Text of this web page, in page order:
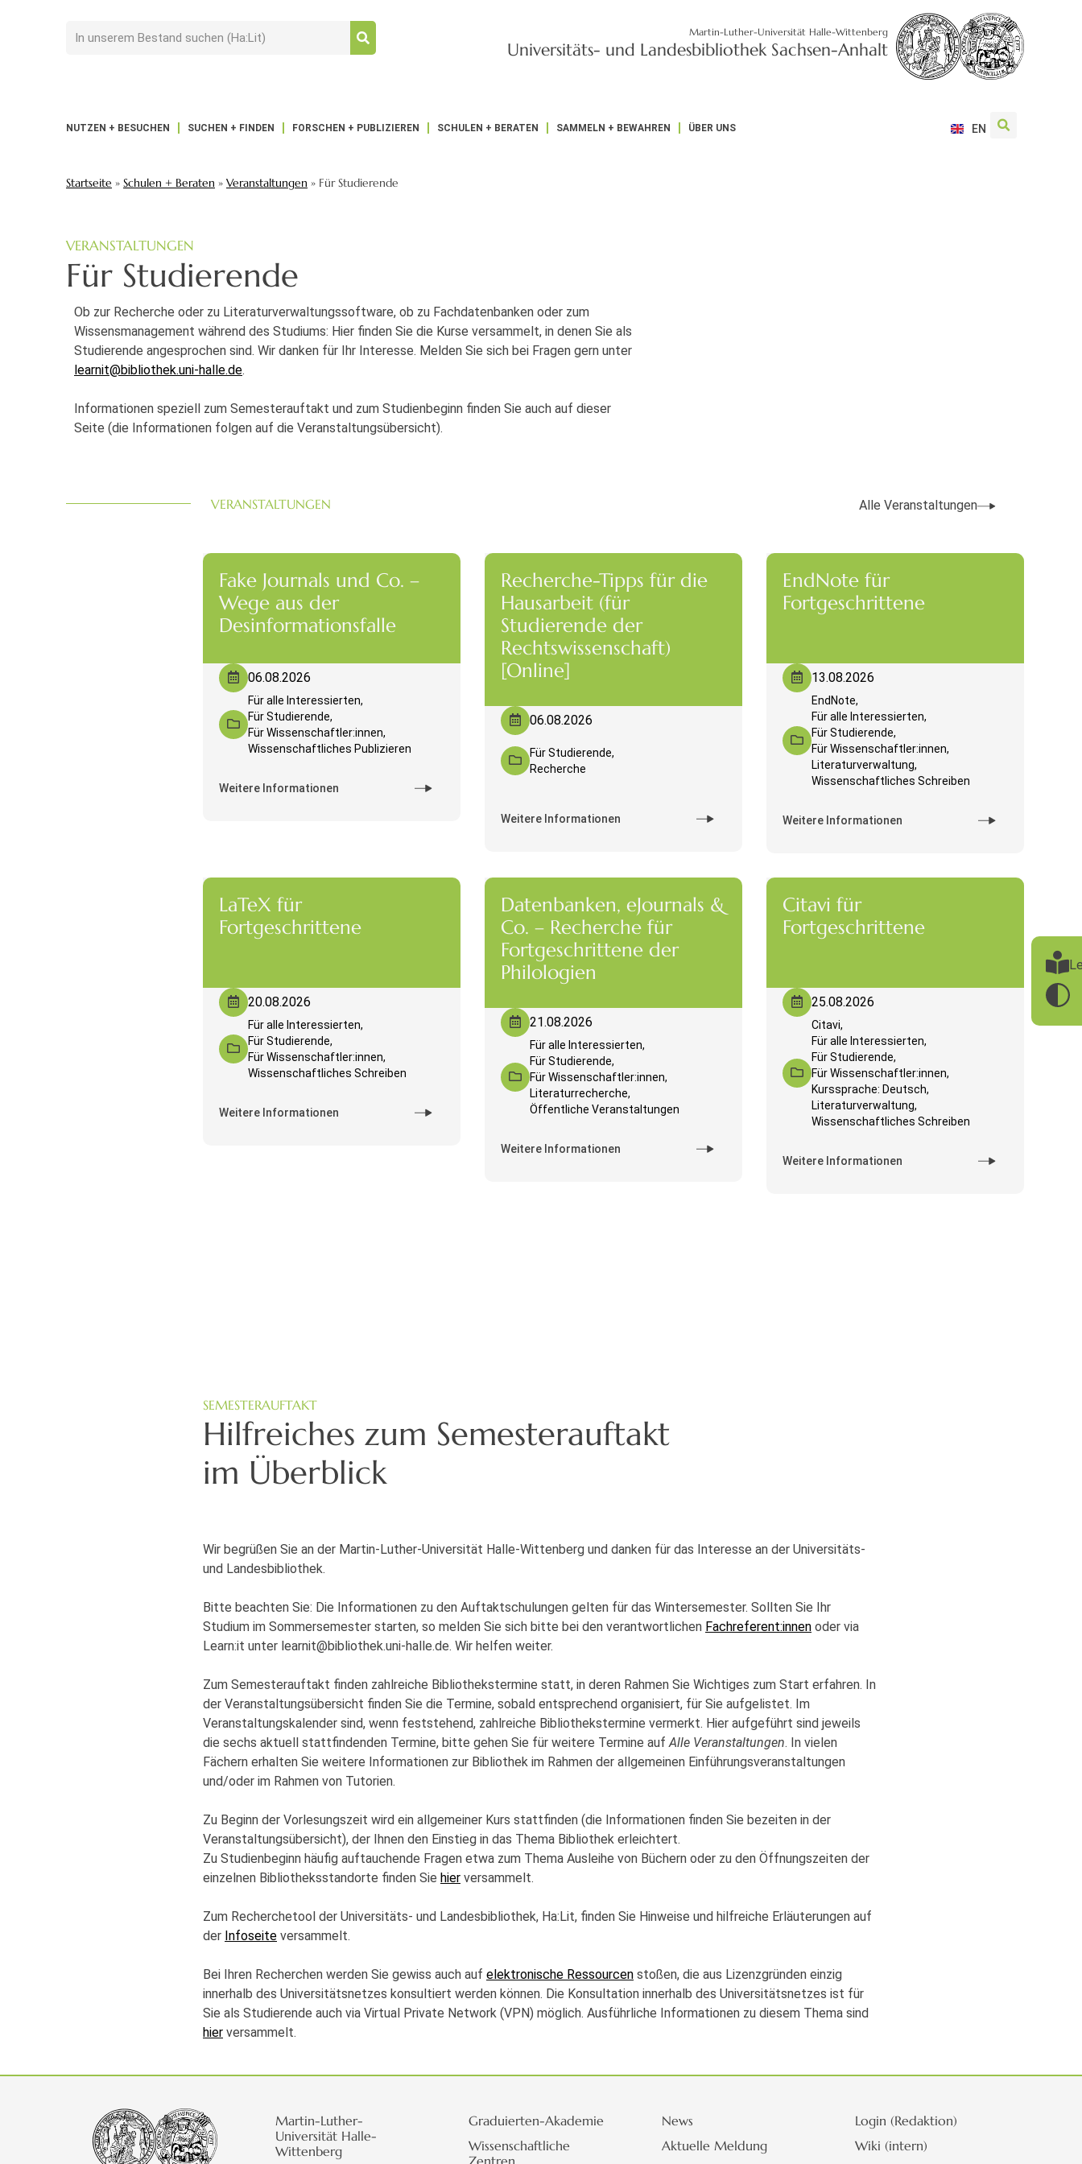
Martin-Luther-Universität Halle-Wittenberg
Universitäts- und Landesbibliothek Sachsen-Anhalt
NUTZEN + BESUCHEN SUCHEN + FINDEN FORSCHEN + PUBLIZIEREN SCHULEN + BERATEN SAMMELN + BEWAHREN ÜBER UNS EN
Startseite » Schulen + Beraten » Veranstaltungen » Für Studierende
VERANSTALTUNGEN
Für Studierende
Ob zur Recherche oder zu Literaturverwaltungssoftware, ob zu Fachdatenbanken oder zum
Wissensmanagement während des Studiums: Hier finden Sie die Kurse versammelt, in denen Sie als
Studierende angesprochen sind. Wir danken für Ihr Interesse. Melden Sie sich bei Fragen gern unter
learnit@bibliothek.uni-halle.de.
Informationen speziell zum Semesterauftakt und zum Studienbeginn finden Sie auch auf dieser
Seite (die Informationen folgen auf die Veranstaltungsübersicht).
VERANSTALTUNGEN Alle Veranstaltungen
Fake Journals und Co. –
Wege aus der
Desinformationsfalle
06.08.2026
Für alle Interessierten,
Für Studierende,
Für Wissenschaftler:innen,
Wissenschaftliches Publizieren
Weitere Informationen
Recherche-Tipps für die
Hausarbeit (für
Studierende der
Rechtswissenschaft)
[Online]
06.08.2026
Für Studierende,
Recherche
Weitere Informationen
EndNote für
Fortgeschrittene
13.08.2026
EndNote,
Für alle Interessierten,
Für Studierende,
Für Wissenschaftler:innen,
Literaturverwaltung,
Wissenschaftliches Schreiben
Weitere Informationen
LaTeX für
Fortgeschrittene
20.08.2026
Für alle Interessierten,
Für Studierende,
Für Wissenschaftler:innen,
Wissenschaftliches Schreiben
Weitere Informationen
Datenbanken, eJournals &
Co. – Recherche für
Fortgeschrittene der
Philologien
21.08.2026
Für alle Interessierten,
Für Studierende,
Für Wissenschaftler:innen,
Literaturrecherche,
Öffentliche Veranstaltungen
Weitere Informationen
Citavi für
Fortgeschrittene
25.08.2026
Citavi,
Für alle Interessierten,
Für Studierende,
Für Wissenschaftler:innen,
Kurssprache: Deutsch,
Literaturverwaltung,
Wissenschaftliches Schreiben
Weitere Informationen
SEMESTERAUFTAKT
Hilfreiches zum Semesterauftakt
im Überblick
Wir begrüßen Sie an der Martin-Luther-Universität Halle-Wittenberg und danken für das Interesse an der Universitäts-
und Landesbibliothek.
Bitte beachten Sie: Die Informationen zu den Auftaktschulungen gelten für das Wintersemester. Sollten Sie Ihr
Studium im Sommersemester starten, so melden Sie sich bitte bei den verantwortlichen Fachreferent:innen oder via
Learn:it unter learnit@bibliothek.uni-halle.de. Wir helfen weiter.
Zum Semesterauftakt finden zahlreiche Bibliothekstermine statt, in deren Rahmen Sie Wichtiges zum Start erfahren. In
der Veranstaltungsübersicht finden Sie die Termine, sobald entsprechend organisiert, für Sie aufgelistet. Im
Veranstaltungskalender sind, wenn feststehend, zahlreiche Bibliothekstermine vermerkt. Hier aufgeführt sind jeweils
die sechs aktuell stattfindenden Termine, bitte gehen Sie für weitere Termine auf Alle Veranstaltungen. In vielen
Fächern erhalten Sie weitere Informationen zur Bibliothek im Rahmen der allgemeinen Einführungsveranstaltungen
und/oder im Rahmen von Tutorien.
Zu Beginn der Vorlesungszeit wird ein allgemeiner Kurs stattfinden (die Informationen finden Sie bezeiten in der
Veranstaltungsübersicht), der Ihnen den Einstieg in das Thema Bibliothek erleichtert.
Zu Studienbeginn häufig auftauchende Fragen etwa zum Thema Ausleihe von Büchern oder zu den Öffnungszeiten der
einzelnen Bibliotheksstandorte finden Sie hier versammelt.
Zum Recherchetool der Universitäts- und Landesbibliothek, Ha:Lit, finden Sie Hinweise und hilfreiche Erläuterungen auf
der Infoseite versammelt.
Bei Ihren Recherchen werden Sie gewiss auch auf elektronische Ressourcen stoßen, die aus Lizenzgründen einzig
innerhalb des Universitätsnetzes konsultiert werden können. Die Konsultation innerhalb des Universitätsnetzes ist für
Sie als Studierende auch via Virtual Private Network (VPN) möglich. Ausführliche Informationen zu diesem Thema sind
hier versammelt.
Martin-Luther-
Universität Halle-
Wittenberg
Graduierten-Akademie
Wissenschaftliche
Zentren
News
Aktuelle Meldung
Login (Redaktion)
Wiki (intern)